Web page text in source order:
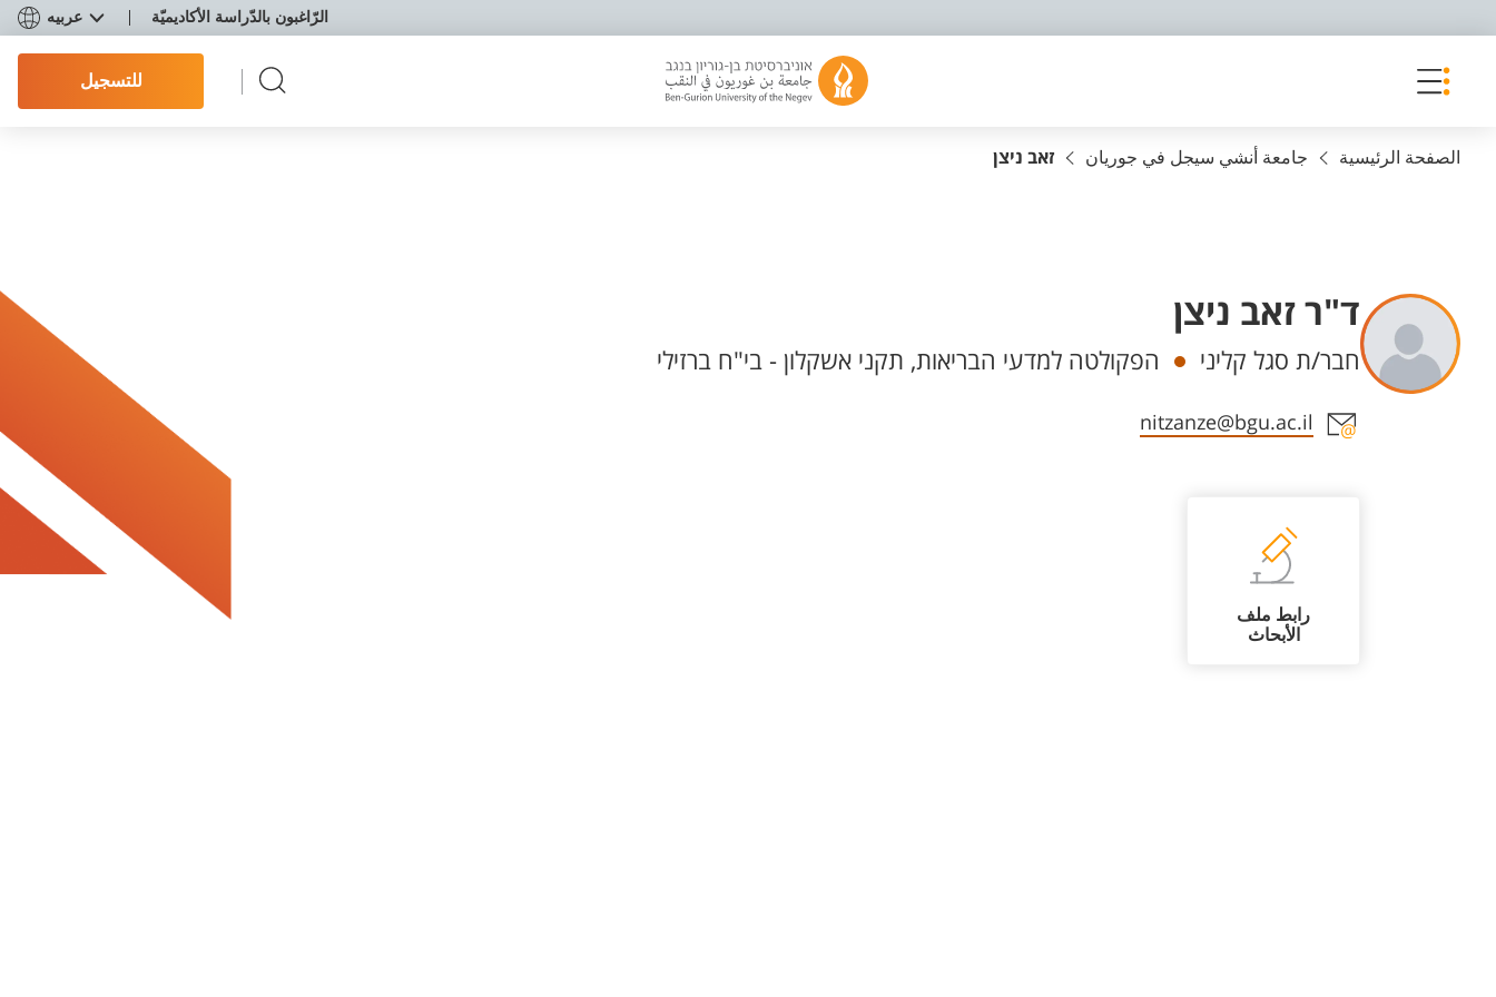
الرّاغبون بالدّراسة الأكاديميّة عربيه
للتسجيل
الصفحة الرئيسية جامعة أنشي سيجل في جوريان זאב ניצן
ד"ר זאב ניצן
Departments
חבר/ת סגל קליני הפקולטה למדעי הבריאות, תקני אשקלון - בי"ח ברזילי
Staff member contact section
nitzanze@bgu.ac.il
رابط ملف
الأبحاث